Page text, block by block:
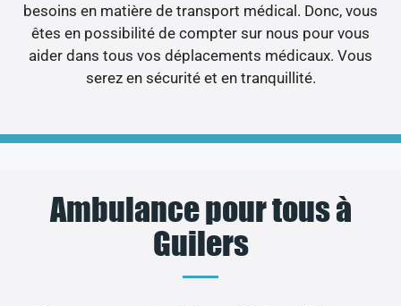
besoins en matière de transport médical. Donc, vous
êtes en possibilité de compter sur nous pour vous
aider dans tous vos déplacements médicaux. Vous
serez en sécurité et en tranquillité.
Ambulance pour tous à
Guilers